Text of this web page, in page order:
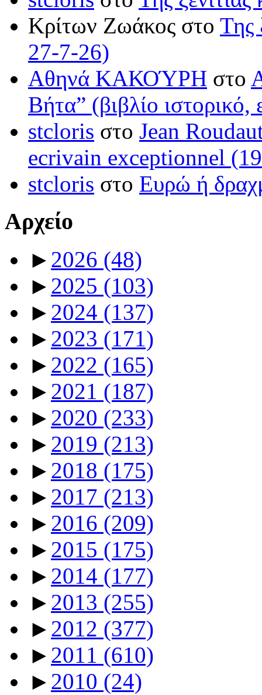
Κρίτων Ζωάκος στο Της
27-7-26)
Αθηνά ΚΑΚΟΎΡΗ στο
Βήτα” (βιβλίο
stcloris στο Jean
ecrivain exceptionnel
stcloris στο Ευρώ ή
Αρχείο
► 2026 (48)
► 2025 (103)
► 2024 (137)
► 2023 (171)
► 2022 (165)
► 2021 (187)
► 2020 (233)
► 2019 (213)
► 2018 (175)
► 2017 (213)
► 2016 (209)
► 2015 (175)
► 2014 (177)
► 2013 (255)
► 2012 (377)
► 2011 (610)
► 2010 (24)